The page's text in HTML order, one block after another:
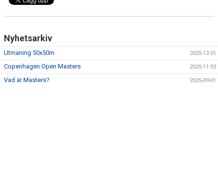
Nyhetsarkiv
Utmaning 50x50m 2025-12-01
Copenhagen Open Masters 2025-11-03
Vad är Masters? 2025-09-01